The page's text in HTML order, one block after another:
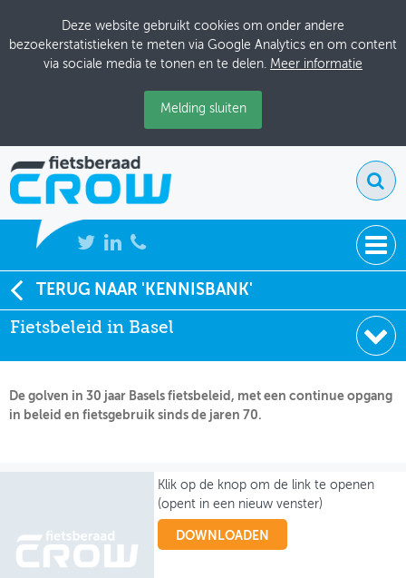
Deze website gebruikt cookies om onder andere
bezoekerstatistieken te meten via Google Analytics en om content
via sociale media te tonen en te delen. Meer informatie
Melding sluiten
NIEUWS
BIJEENKOMSTEN
KENNISBANK
ADRESSENBOEK
GEBRUIKER
TERUG NAAR 'KENNISBANK'
Fietsbeleid in Basel
Soort:
Artikelen Fietsverkeer
Uitgever:
Fietsverkeer
De golven in 30 jaar Basels fietsbeleid, met een continue opgang
in beleid en fietsgebruik sinds de jaren 70.
Klik op de knop om de link te openen
(opent in een nieuw venster)
DOWNLOADEN